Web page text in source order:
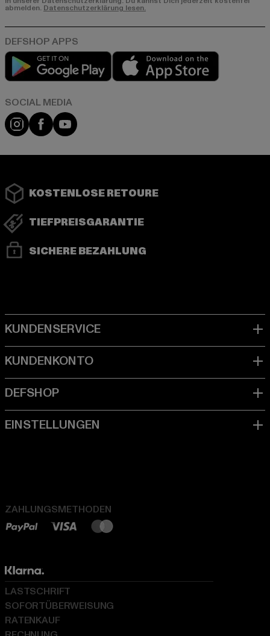
abmelden. Datenschutzerklärung lesen.
Play market
Instagram
FacebookYouTube
KOSTENLOSE RETOURE
TIEFPREISGARANTIE
SICHERE BEZAHLUNG
ZAHLUNGSMETHODEN
LASTSCHRIFT
SOFORTÜBERWEISUNG
RATENKAUF